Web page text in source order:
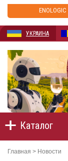
ENOLOGIC
УКРАИНА
Каталог
Главная > Новости